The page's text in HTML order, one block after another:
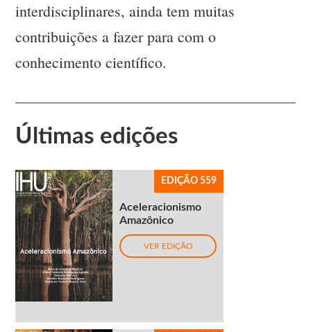
interdisciplinares, ainda tem muitas
contribuições a fazer para com o
conhecimento científico.
Últimas edições
EDIÇÃO 559
Aceleracionismo
Amazônico
VER EDIÇÃO